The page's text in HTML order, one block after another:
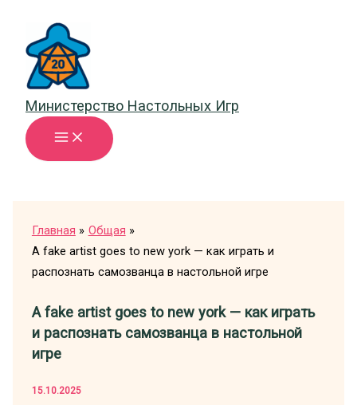
содержимому
Министерство Настольных Игр
Главная
Общая
A fake artist goes to new york — как играть и
распознать самозванца в настольной игре
A fake artist goes to new york — как играть
и распознать самозванца в настольной
игре
15.10.2025